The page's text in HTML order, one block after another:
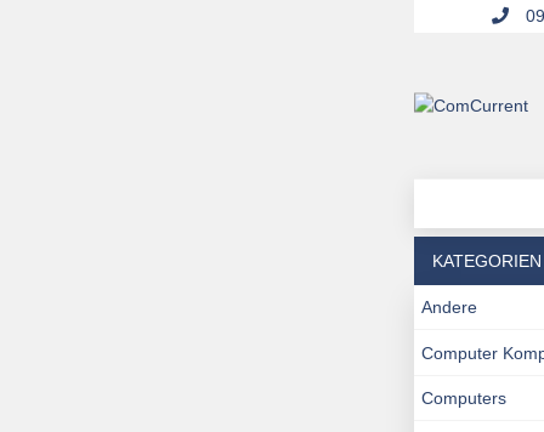
KATEGORIEN
Andere
Computer
Computers